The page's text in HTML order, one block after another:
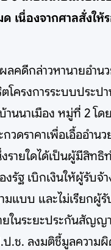
เนื่องจากศาลสั่งให้
คดีกล่าวหานายอำน
โครงการระบบประป
นนาเมือง หมู่ที่ 2 โ
วดราคาเพื่อเอื้ออำน
งรายใดได้เป็นผู้มีสิท
รัฐ เบิกเงินให้ผู้รับจ้
แบบ และไม่เรียกผู้รั
ยในระยะประกันสัญ
ป.ช. ลงมติชี้มูลความ